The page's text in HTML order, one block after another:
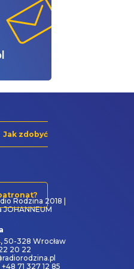
Jak zdobyć
Rodzina 2018 |
50-328 Wrocław
20 22
71 327 12 85